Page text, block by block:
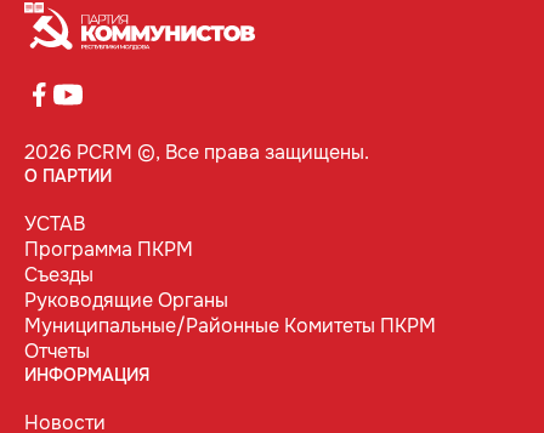
2026 PCRM ©, Все права защищены.
О ПАРТИИ
УСТАВ
Программа ПКРМ
Съезды
Руководящие Органы
Муниципальные/Районные Комитеты ПКРМ
Отчеты
ИНФОРМАЦИЯ
Новости